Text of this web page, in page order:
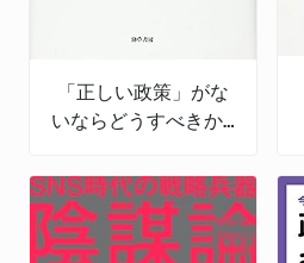
「正しい政策」がな
いならどうすべきか: